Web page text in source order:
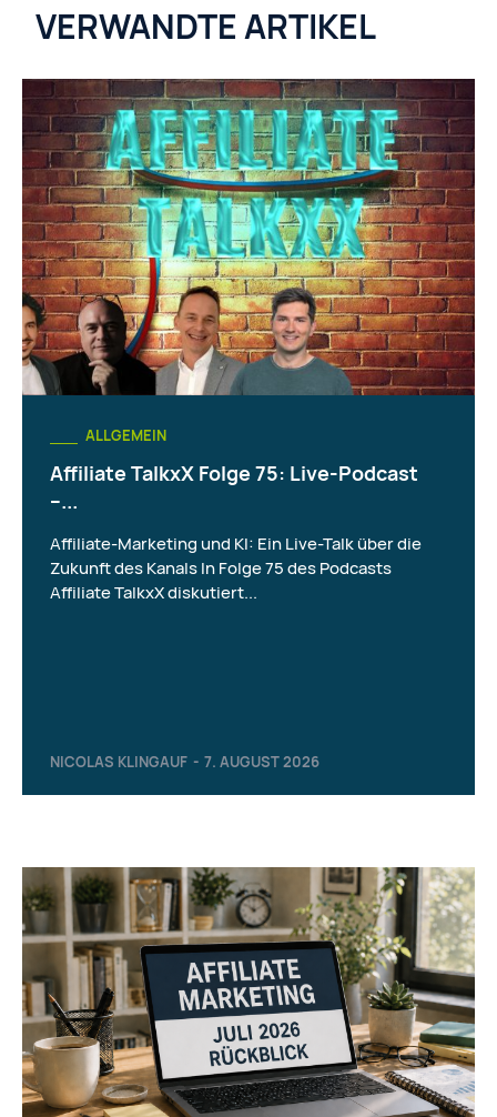
VERWANDTE ARTIKEL
ALLGEMEIN
Affiliate TalkxX Folge 75: Live-Podcast
–...
NICOLAS KLINGAUF - 7. AUGUST 2026
Affiliate-Marketing und KI: Ein Live-Talk über die
Zukunft des Kanals In Folge 75 des Podcasts
Affiliate TalkxX diskutiert...